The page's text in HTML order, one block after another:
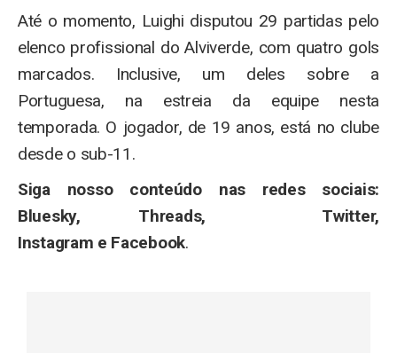
Até o momento, Luighi disputou 29 partidas pelo
elenco profissional do Alviverde, com quatro gols
marcados. Inclusive, um deles sobre a
Portuguesa, na estreia da equipe nesta
temporada. O jogador, de 19 anos, está no clube
desde o sub-11.
Siga nosso conteúdo nas redes sociais:
Bluesky, Threads, Twitter,
Instagram e Facebook.